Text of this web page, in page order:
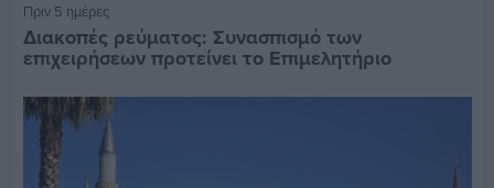
Πριν 5 ημέρες
Διακοπές ρεύματος: Συνασπισμό των
επιχειρήσεων προτείνει το Επιμελητήριο